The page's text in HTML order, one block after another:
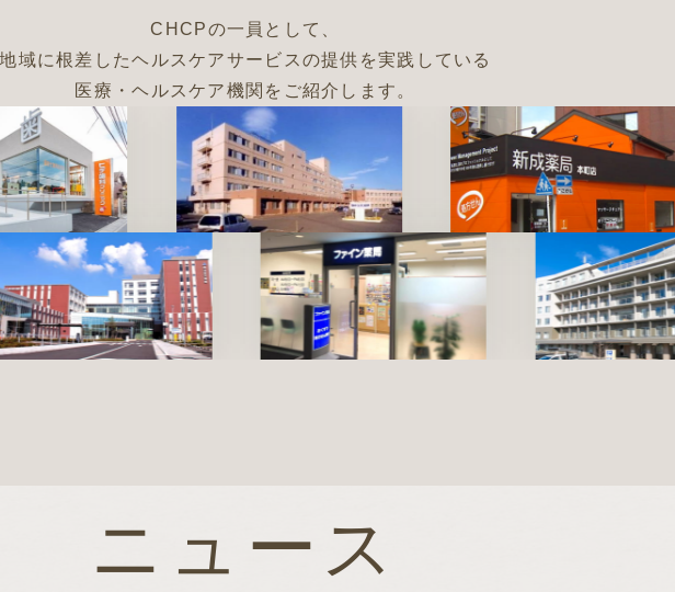
CHCPの一員として、
地域に根差したヘルスケアサービスの提供を実践している
医療・ヘルスケア機関をご紹介します。
ニュース